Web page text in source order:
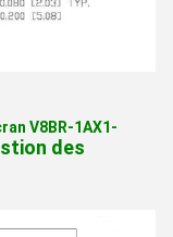
V8BR-1AX1-
des